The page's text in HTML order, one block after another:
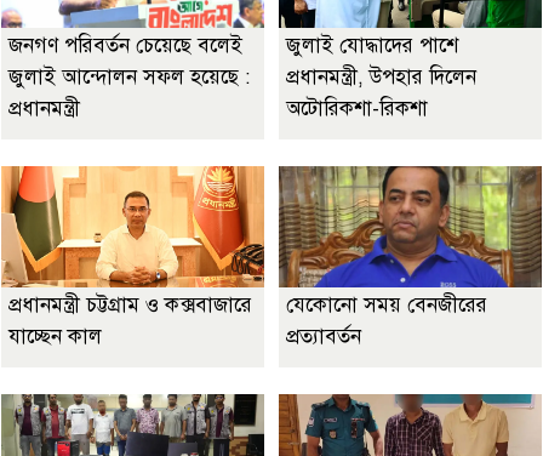
জনগণ পরিবর্তন চেয়েছে বলেই
জুলাই আন্দোলন সফল হয়েছে :
প্রধানমন্ত্রী
জুলাই যোদ্ধাদের পাশে
প্রধানমন্ত্রী, উপহার দিলেন
অটোরিকশা-রিকশা
প্রধানমন্ত্রী চট্টগ্রাম ও কক্সবাজারে
যাচ্ছেন কাল
যেকোনো সময় বেনজীরের
প্রত্যাবর্তন